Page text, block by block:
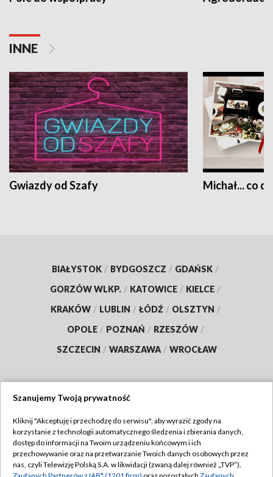
INNE
Gwiazdy od Szafy Michał... co
BIAŁYSTOK / BYDGOSZCZ / GDAŃSK /
GORZÓW WLKP. / KATOWICE / KIELCE /
KRAKÓW / LUBLIN / ŁÓDŹ / OLSZTYN /
OPOLE / POZNAŃ / RZESZÓW /
SZCZECIN / WARSZAWA / WROCŁAW
TVP
Abonament TVP
Emisja w TVP
Regulamin TVP
Szanujemy Twoją prywatność
Kliknij "Akceptuję i przechodzę do serwisu", aby wyrazić zgody na
korzystanie z technologii automatycznego śledzenia i zbierania danych,
dostęp do informacji na Twoim urządzeniu końcowym i ich
przechowywanie oraz na przetwarzanie Twoich danych osobowych przez
nas, czyli Telewizję Polską S.A. w likwidacji (zwaną dalej również „TVP”),